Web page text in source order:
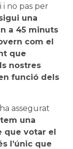
no pas per
una
a 45 minuts
com el
que
nostres
funció dels
ha assegurat
una
que votar el
l’únic que